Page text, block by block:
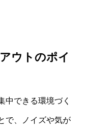
ウトのポイ
中できる環境づく
で、ノイズや気が